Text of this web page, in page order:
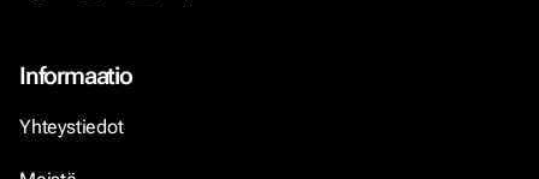
Informaatio
Yhteystiedot